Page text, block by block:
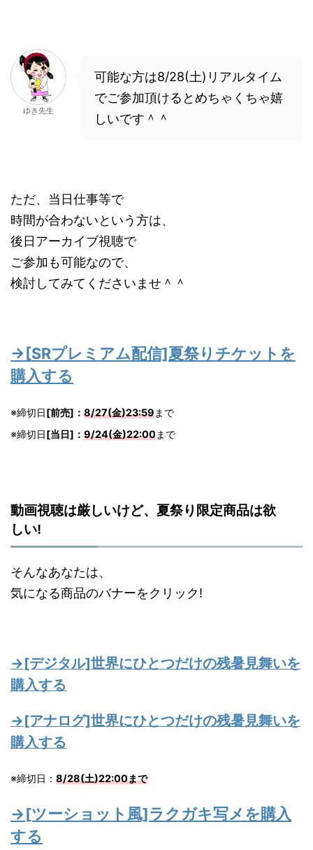
ゆき先生
可能な方は8/28(土)リアルタイム
でご参加頂けるとめちゃくちゃ嬉
しいです＾＾
ただ、当日仕事等で
時間が合わないという方は、
後日アーカイブ視聴で
ご参加も可能なので、
検討してみてくださいませ＾＾
→[SRプレミアム配信]夏祭りチケットを
購入する
※締切日[前売]： 8/27(金)23:59まで
※締切日[当日]： 9/24(金)22:00まで
動画視聴は厳しいけど、夏祭り限定商品は欲
しい!
そんなあなたは、
気になる商品のバナーをクリック!
→[デジタル]世界にひとつだけの残暑見舞いを
購入する
→[アナログ]世界にひとつだけの残暑見舞いを
購入する
※締切日： 8/28(土)22:00まで
→[ツーショット風]ラクガキ写メを購入
する